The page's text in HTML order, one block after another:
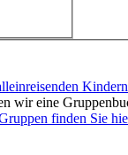
wir eine
finden Sie